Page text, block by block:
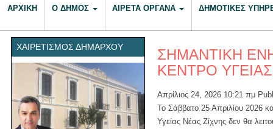
ΑΡΧΙΚΉ Ο ΔΉΜΟΣ ΑΙΡΕΤΆ ΌΡΓΑΝΑ ΔΗΜΟΤΙΚΈΣ
ΧΑΙΡΕΤΙΣΜΌΣ ΔΗΜΆΡΧΟΥ
ΣΗΜΑΝΤΙΚΗ
ΚΕΝΤΡΟ
Απρίλιος 24, 2026 10:21 πμ
Το Σάββατο 25 Απριλίου 2026
Υγείας Νέας Ζίχνης δεν θα